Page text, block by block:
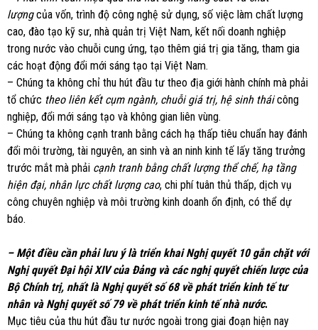
lượngcủa vốn, trình độ công nghệ sử dụng, số việc làm chất lượng
cao, đào tạo kỹ sư, nhà quản trị Việt Nam, kết nối doanh nghiệp
trong nước vào chuỗi cung ứng, tạo thêm giá trị gia tăng, tham gia
các hoạt động đổi mới sáng tạo tại Việt Nam.
– Chúng ta không chỉ thu hút đầu tư theo địa giới hành chính mà phải
tổ chức theo liên kết cụm ngành, chuỗi giá trị, hệ sinh tháicông
nghiệp, đổi mới sáng tạo và không gian liên vùng.
– Chúng ta không cạnh tranh bằng cách hạ thấp tiêu chuẩn hay đánh
đổi môi trường, tài nguyên, an sinh và an ninh kinh tế lấy tăng trưởng
trước mắt mà phải cạnh tranh bằng chất lượng thể chế, hạ tầng
hiện đại, nhân lực chất lượng cao, chi phí tuân thủ thấp, dịch vụ
công chuyên nghiệp và môi trường kinh doanh ổn định, có thể dự
báo.
– Một điều cần phải lưu ý là triển khai Nghị quyết 10 gắn chặt với
Nghị quyết Đại hội XIV của Đảng và các nghị quyết chiến lược của
Bộ Chính trị, nhất là Nghị quyết số 68 về phát triển kinh tế tư
nhân và Nghị quyết số 79 về phát triển kinh tế nhà nước.
Mục tiêu của thu hút đầu tư nước ngoài trong giai đoạn hiện nay